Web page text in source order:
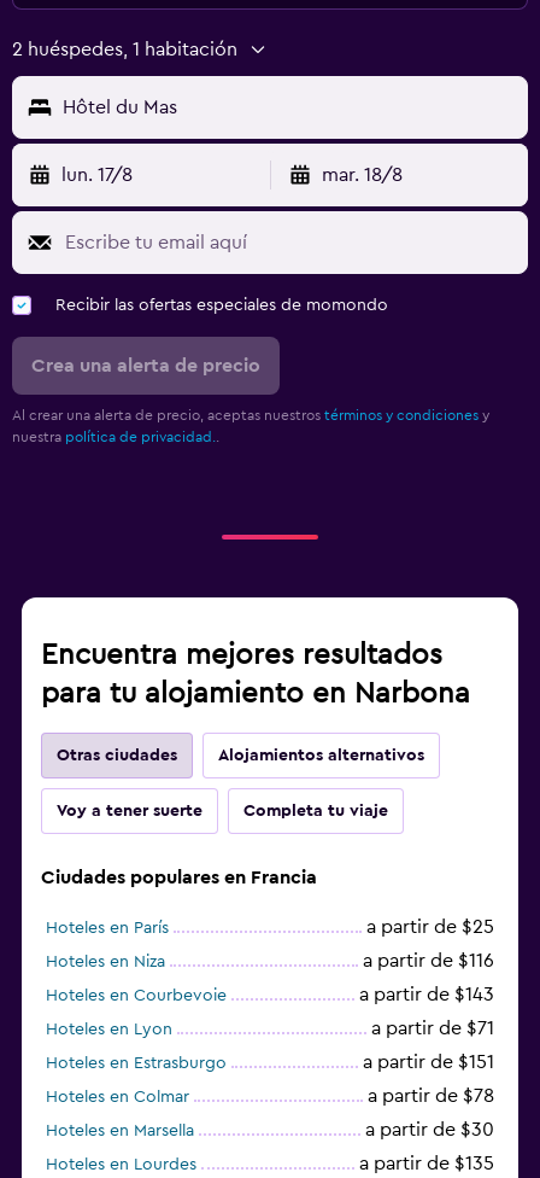
2 huéspedes, 1 habitación
Hôtel du Mas
lun. 17/8 mar. 18/8
Recibir las ofertas especiales de momondo
Crea una alerta de precio
Al crear una alerta de precio, aceptas nuestros términos y condiciones y
nuestra política de privacidad.
Encuentra mejores resultados
para tu alojamiento en Narbona
Otras ciudades Alojamientos alternativos
Voy a tener suerte Completa tu viaje
Ciudades populares en Francia
Hoteles en París a partir de $25
Hoteles en Niza a partir de $116
Hoteles en Courbevoie a partir de $143
Hoteles en Lyon a partir de $71
Hoteles en Estrasburgo a partir de $151
Hoteles en Colmar a partir de $78
Hoteles en Marsella a partir de $30
Hoteles en Lourdes a partir de $135